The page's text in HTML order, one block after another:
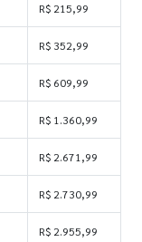
R$ 215,99
R$ 352,99
R$ 609,99
R$ 1.360,99
R$ 2.671,99
R$ 2.730,99
R$ 2.955,99